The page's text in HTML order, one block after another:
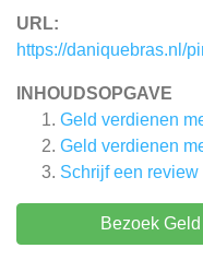
URL:
https://daniquebras.nl/
INHOUDSOPGAVE
Geld verdienen
Geld verdienen
Schrijf een review
Bezoek